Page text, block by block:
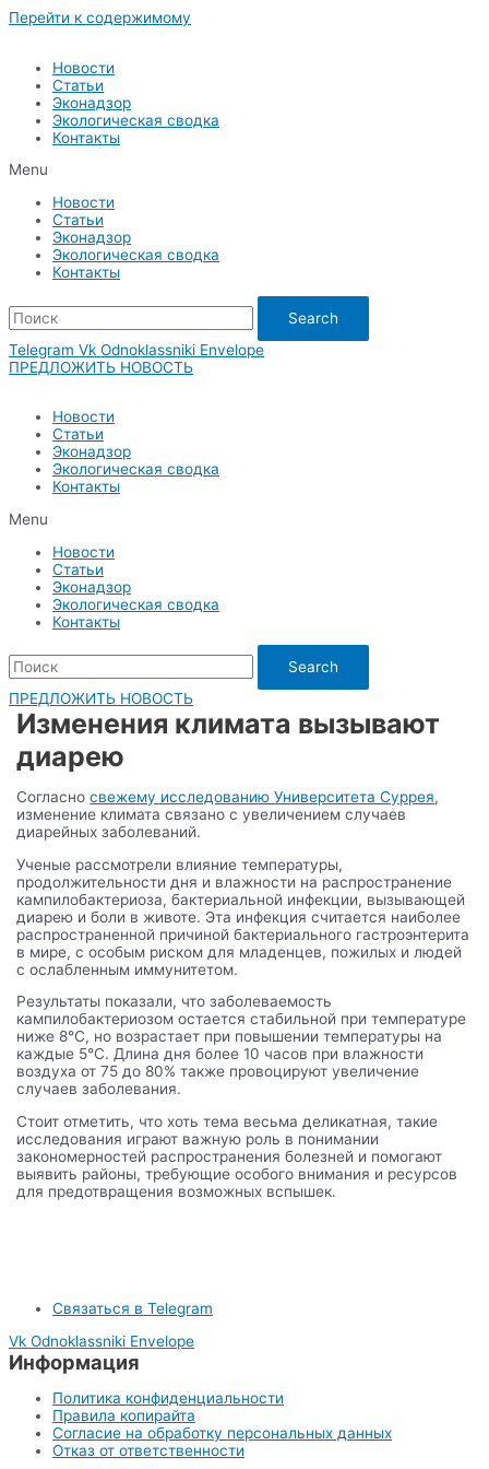
Перейти к содержимому
Новости
Статьи
Эконадзор
Экологическая сводка
Контакты
Menu
Новости
Статьи
Эконадзор
Экологическая сводка
Контакты
Search
Telegram Vk Odnoklassniki Envelope
ПРЕДЛОЖИТЬ НОВОСТЬ
Новости
Статьи
Эконадзор
Экологическая сводка
Контакты
Menu
Новости
Статьи
Эконадзор
Экологическая сводка
Контакты
Search
ПРЕДЛОЖИТЬ НОВОСТЬ
Изменения климата вызывают
диарею
Согласносвежему исследованию Университета Суррея,
изменение климата связано с увеличением случаев
диарейных заболеваний.
Ученые рассмотрели влияние температуры,
продолжительности дня и влажности на распространение
кампилобактериоза, бактериальной инфекции, вызывающей
диарею и боли в животе. Эта инфекция считается наиболее
распространенной причиной бактериального гастроэнтерита
в мире, с особым риском для младенцев, пожилых и людей
с ослабленным иммунитетом.
Результаты показали, что заболеваемость
кампилобактериозом остается стабильной при температуре
ниже 8°C, но возрастает при повышении температуры на
каждые 5°C. Длина дня более 10 часов при влажности
воздуха от 75 до 80% также провоцируют увеличение
случаев заболевания.
Стоит отметить, что хоть тема весьма деликатная, такие
исследования играют важную роль в понимании
закономерностей распространения болезней и помогают
выявить районы, требующие особого внимания и ресурсов
для предотвращения возможных вспышек.
Связаться в Telegram
Vk Odnoklassniki Envelope
Информация
Политика конфиденциальности
Правила копирайта
Согласие на обработку персональных данных
Отказ от ответственности